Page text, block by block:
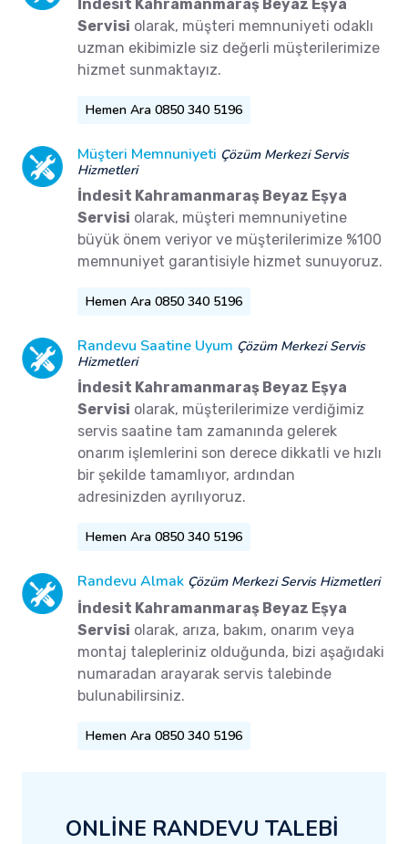
İndesit Kahramanmaraş Beyaz Eşya
Servisi olarak, müşteri memnuniyeti odaklı
uzman ekibimizle siz değerli müşterilerimize
hizmet sunmaktayız.
Hemen Ara 0850 340 5196
Müşteri Memnuniyeti Çözüm Merkezi Servis
Hizmetleri
İndesit Kahramanmaraş Beyaz Eşya
Servisi olarak, müşteri memnuniyetine
büyük önem veriyor ve müşterilerimize %100
memnuniyet garantisiyle hizmet sunuyoruz.
Hemen Ara 0850 340 5196
Randevu Saatine Uyum Çözüm Merkezi Servis
Hizmetleri
İndesit Kahramanmaraş Beyaz Eşya
Servisi olarak, müşterilerimize verdiğimiz
servis saatine tam zamanında gelerek
onarım işlemlerini son derece dikkatli ve hızlı
bir şekilde tamamlıyor, ardından
adresinizden ayrılıyoruz.
Hemen Ara 0850 340 5196
Randevu Almak Çözüm Merkezi Servis Hizmetleri
İndesit Kahramanmaraş Beyaz Eşya
Servisi olarak, arıza, bakım, onarım veya
montaj talepleriniz olduğunda, bizi aşağıdaki
numaradan arayarak servis talebinde
bulunabilirsiniz.
Hemen Ara 0850 340 5196
ONLİNE RANDEVU TALEBİ